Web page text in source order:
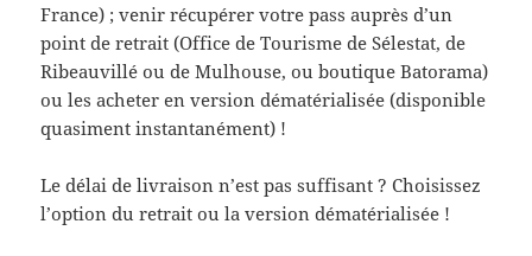
France) ; venir récupérer votre pass auprès d’un
point de retrait (Office de Tourisme de Sélestat, de
Ribeauvillé ou de Mulhouse, ou boutique Batorama)
ou les acheter en version dématérialisée (disponible
quasiment instantanément) !
Le délai de livraison n’est pas suffisant ? Choisissez
l’option du retrait ou la version dématérialisée !